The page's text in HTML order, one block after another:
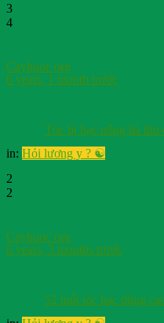
3
4
Cayhuoc org
6 years, 1 month trước
Tóc bị bạc uống hà thủ
in: Hỏi lương y ? ☯️
2
2
Cayhuoc org
6 years, 3 months trước
52 tuổi tóc bạc dùng